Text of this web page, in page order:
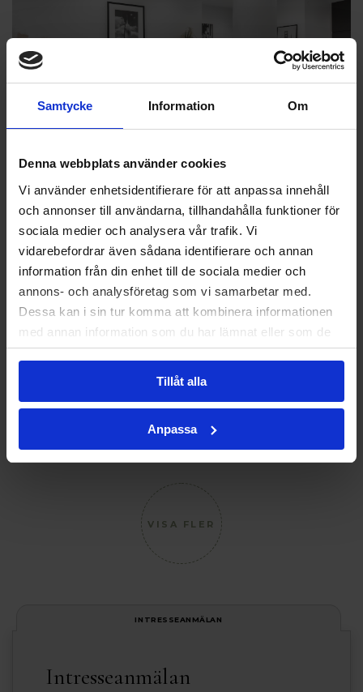
Samtycke Information Om
Denna webbplats använder cookies
Vi använder enhetsidentifierare för att anpassa innehåll
och annonser till användarna, tillhandahålla funktioner för
sociala medier och analysera vår trafik. Vi
vidarebefordrar även sådana identifierare och annan
information från din enhet till de sociala medier och
annons- och analysföretag som vi samarbetar med.
Dessa kan i sin tur komma att kombinera informationen
med annan information som du har lämnat eller som de
har samlat in när du har använt deras tjänster.
Tillåt alla
Anpassa
VISA FLER
INTRESSEANMÄLAN
Intresseanmälan